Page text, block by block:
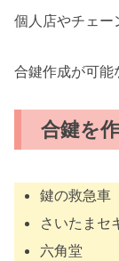
個人店やチェー
合鍵作成が可能
合鍵を
鍵の救急車
さいたまセ
六角堂